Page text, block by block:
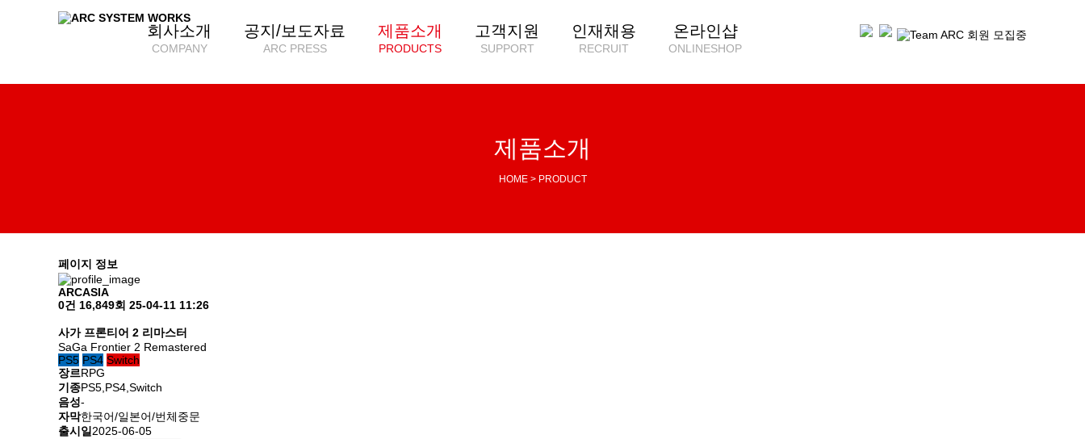
회사소개
COMPANY
공지/보도자료
ARC PRESS
제품소개
PRODUCTS
고객지원
SUPPORT
인재채용
RECRUIT
온라인샵
ONLINESHOP
제품소개
HOME > PRODUCT
페이지 정보
ARCASIA
0건 16,849회 25-04-11 11:26
사가 프론티어 2 리마스터
SaGa Frontier 2 Remastered
PS5 PS4 Switch
장르RPG
기종PS5,PS4,Switch
음성-
자막한국어/일본어/번체중문
출시일2025-06-05